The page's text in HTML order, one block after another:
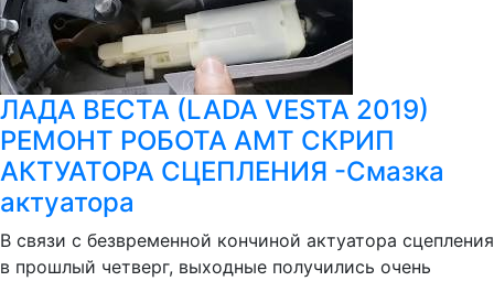
ЛАДА ВЕСТА (LADA VESTA 2019)
РЕМОНТ РОБОТА AMT СКРИП
АКТУАТОРА СЦЕПЛЕНИЯ -Смазка
актуатора
В связи с безвременной кончиной актуатора сцепления
в прошлый четверг, выходные получились очень